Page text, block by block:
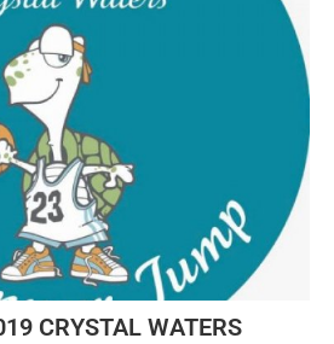
CRYSTAL WATERS